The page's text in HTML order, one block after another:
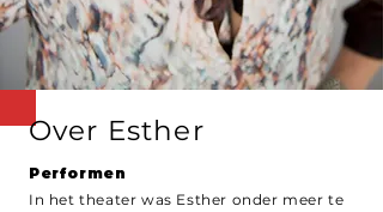
Over Esther
Performen
In het theater was Esther onder meer te